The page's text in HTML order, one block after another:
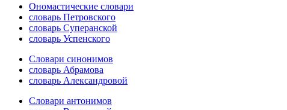
Ономастические словари
словарь Петровского
словарь Суперанской
словарь Успенского
Словари синонимов
словарь Абрамова
словарь Александровой
Словари антонимов